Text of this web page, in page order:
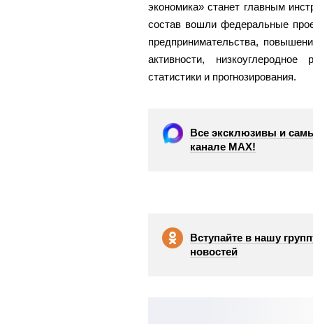
экономика» станет главным
состав вошли федеральные
предпринимательства,
активности,
статистики и прогнозирования.
Все эксклюзивы и
канале МАХ!
Вступайте в нашу
новостей